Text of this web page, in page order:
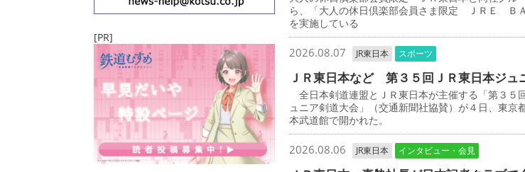
[PR]
ら、「大人の休日倶楽部会員さま限定 ＪＲＥ ＢＡ
を実施している
2026.08.07 JR東日本 スポーツ
ＪＲ東日本など 第３５回ＪＲ東日本ジュ
全日本剣道連盟とＪＲ東日本が主催する「第３５
ュニア剣道大会」（交通新聞社協賛）が４日、東京
本武道館で開かれた。
2026.08.06 JR東日本 インタビュー・会見